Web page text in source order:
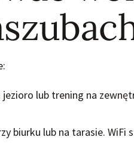
lub trening na
biurku lub na tarasie. WiFi